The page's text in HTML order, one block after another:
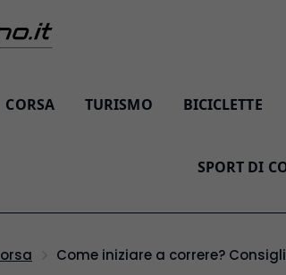
CORSA TURISMO BICICLETTE
SPORT DI
Corsa Come iniziare a correre?